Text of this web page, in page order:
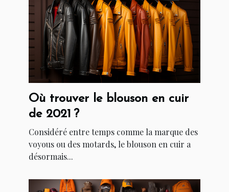
Où trouver le blouson en cuir
de 2021 ?
Considéré entre temps comme la marque des
voyous ou des motards, le blouson en cuir a
désormais...